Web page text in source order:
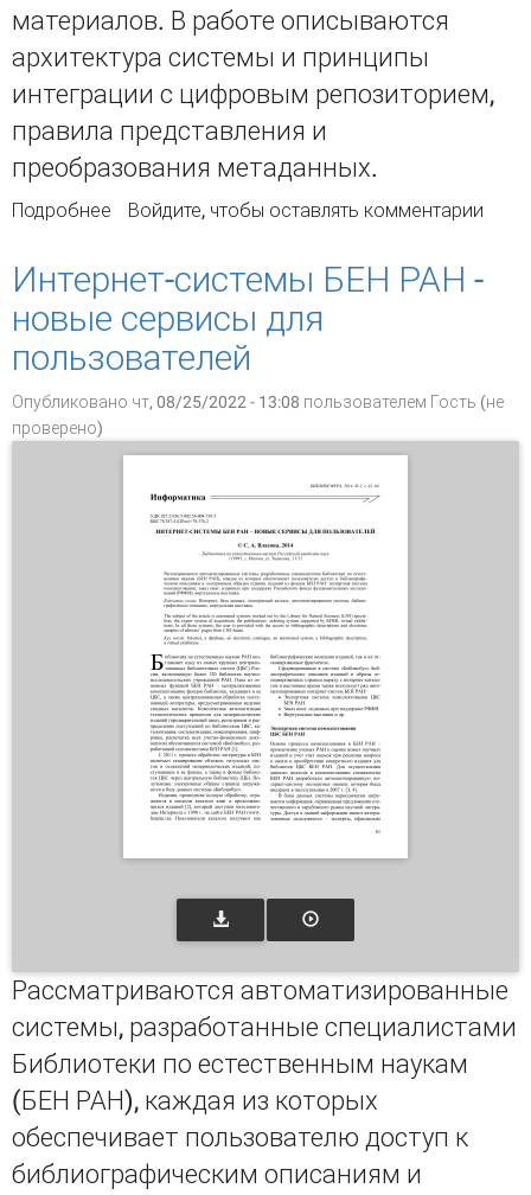
материалов. В работе описываются
архитектура системы и принципы
интеграции с цифровым репозиторием,
правила представления и
преобразования метаданных.
Подробнее о Модель электронной библиотеки для
Новосибирском государственном
университете
Войдите, чтобы оставлять комментарии
Интернет-системы БЕН РАН -
новые сервисы для
пользователей
Опубликовано чт, 08/25/2022 - 13:08 пользователем Гость (не
проверено)
Рассматриваются автоматизированные
системы, разработанные специалистами
Библиотеки по естественным наукам
(БЕН РАН), каждая из которых
обеспечивает пользователю доступ к
библиографическим описаниям и